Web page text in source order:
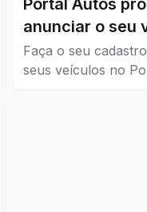
Portal Autos
anunciar o seu
Faça o seu
seus veículos no